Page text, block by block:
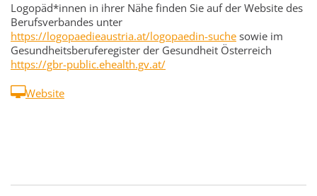
Logopäd*innen in ihrer Nähe finden Sie auf der Website des
Berufsverbandes unter
https://logopaedieaustria.at/logopaedin-suche sowie im
Gesundheitsberuferegister der Gesundheit Österreich
https://gbr-public.ehealth.gv.at/
Website